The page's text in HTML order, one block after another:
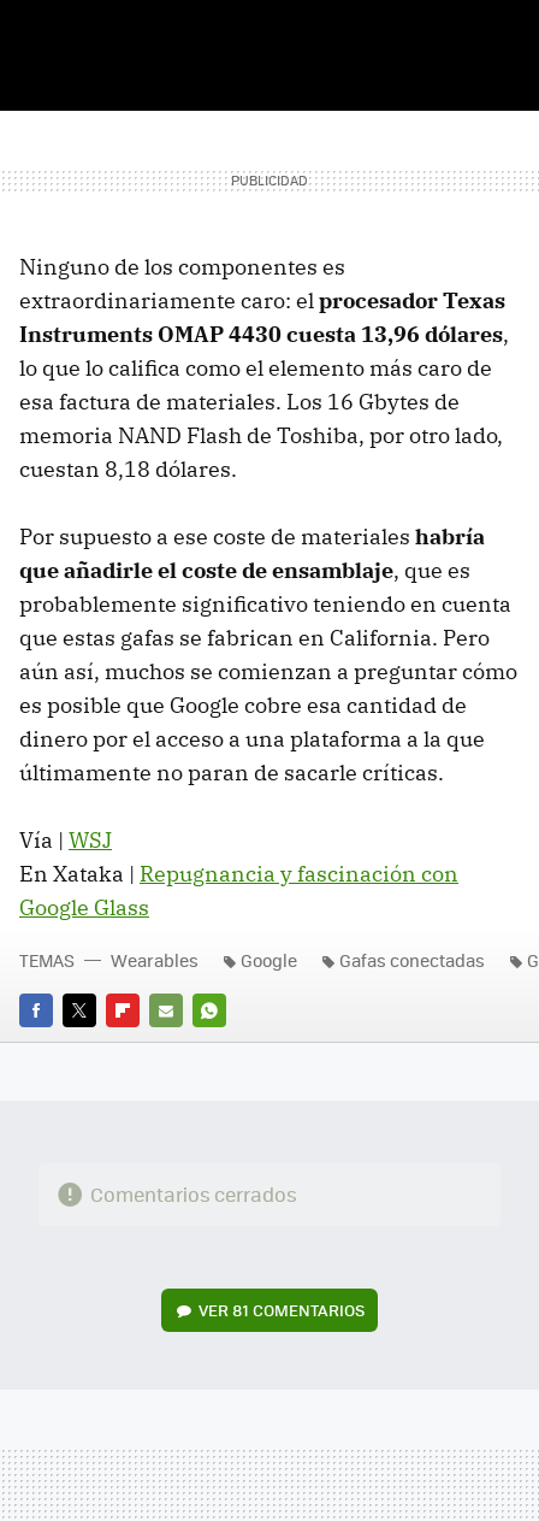
Ninguno de los componentes es
extraordinariamente caro: elprocesador Texas
Instruments OMAP 4430 cuesta 13,96 dólares,
lo que lo califica como el elemento más caro de
esa factura de materiales. Los 16 Gbytes de
memoria NAND Flash de Toshiba, por otro lado,
cuestan 8,18 dólares.
Por supuesto a ese coste de materiales habría
que añadirle el coste de ensamblaje, que es
probablemente significativo teniendo en cuenta
que estas gafas se fabrican en California. Pero
aún así, muchos se comienzan a preguntar cómo
es posible que Google cobre esa cantidad de
dinero por el acceso a una plataforma a la que
últimamente no paran de sacarle críticas.
Vía | WSJ
En Xataka | Repugnancia y fascinación con
Google Glass
FACEBOOK
TWITTERFLIPBOARD
E-
WHATSAPP
TEMAS Wearables Google Gafas conectadas
Comentarios cerrados
VER81 COMENTARIOS